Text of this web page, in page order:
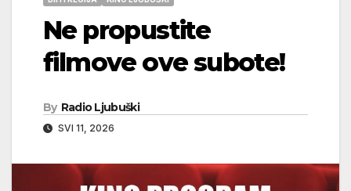
Ne propustite
filmove ove subote!
By Radio Ljubuški
SVI 11, 2026